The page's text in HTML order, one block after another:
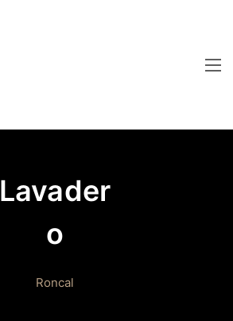
Lavader
o
Roncal